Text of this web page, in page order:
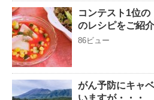
コンテスト1位の
のレシピをご紹
86ビュー
がん予防にキャ
いますが・・・